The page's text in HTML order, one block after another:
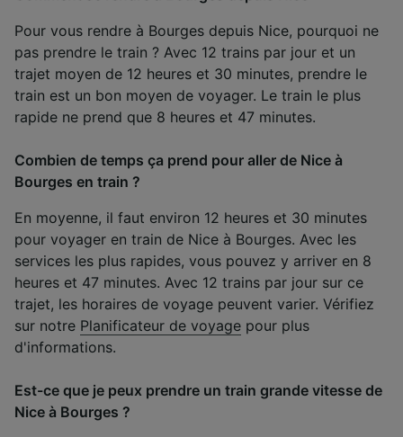
Pour vous rendre à Bourges depuis Nice, pourquoi ne
pas prendre le train ? Avec 12 trains par jour et un
trajet moyen de 12 heures et 30 minutes, prendre le
train est un bon moyen de voyager. Le train le plus
rapide ne prend que 8 heures et 47 minutes.
Combien de temps ça prend pour aller de Nice à
Bourges en train ?
En moyenne, il faut environ 12 heures et 30 minutes
pour voyager en train de Nice à Bourges. Avec les
services les plus rapides, vous pouvez y arriver en 8
heures et 47 minutes. Avec 12 trains par jour sur ce
trajet, les horaires de voyage peuvent varier. Vérifiez
sur notre Planificateur de voyage pour plus
d'informations.
Est-ce que je peux prendre un train grande vitesse de
Nice à Bourges ?